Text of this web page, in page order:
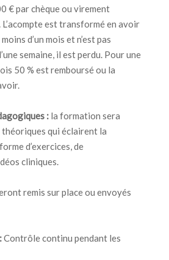
€ par chèque ou virement
est transformé en avoir
d’un mois et n’est pas
semaine, il est perdu. Pour une
50 % est remboursé ou la
: la formation sera
théoriques qui éclairent la
d’exercices, de
cliniques.
remis sur place ou envoyés
Contrôle continu pendant les